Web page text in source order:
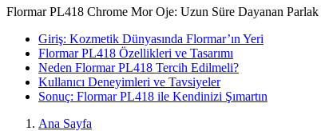
Flormar PL418 Chrome Mor Oje: Uzun Süre Dayanan Parlak
Giriş: Kozmetik Dünyasında Flormar’ın Yeri
Flormar PL418 Özellikleri ve Tasarımı
Neden Flormar PL418 Tercih Edilmeli?
Kullanıcı Deneyimleri ve Tavsiyeler
Sonuç: Flormar PL418 ile Kendinizi Şımartın
Ana Sayfa